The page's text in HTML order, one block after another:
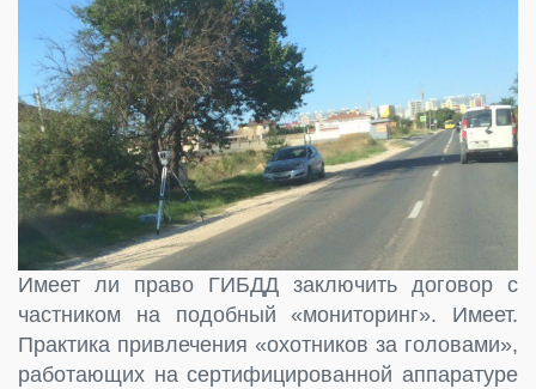
Имеет ли право ГИБДД заключить договор с
частником на подобный «мониторинг». Имеет.
Практика привлечения «охотников за головами»,
работающих на сертифицированной аппаратуре